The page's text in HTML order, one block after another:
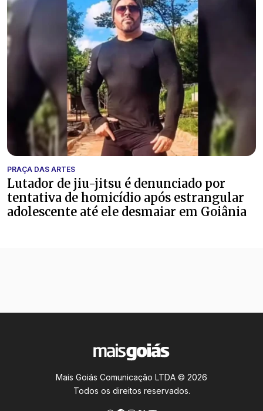
PRAÇA DAS ARTES
Lutador de jiu-jitsu é denunciado por
tentativa de homicídio após estrangular
adolescente até ele desmaiar em Goiânia
Mais Goiás Comunicação LTDA © 2026
Todos os direitos reservados.